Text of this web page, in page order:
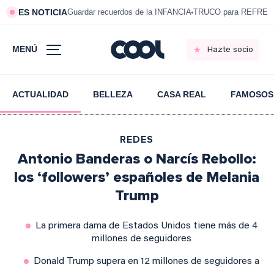
ES NOTICIAGuardar recuerdos de la INFANCIA TRUCO para
MENÚ Hazte socio
ACTUALIDAD BELLEZA CASA REAL FAMOSOS
REDES
Antonio Banderas o Narcís Rebollo:
los ‘followers’ españoles de Melania
Trump
La primera dama de Estados Unidos tiene más de 4
millones de seguidores
Donald Trump supera en 12 millones de seguidores a